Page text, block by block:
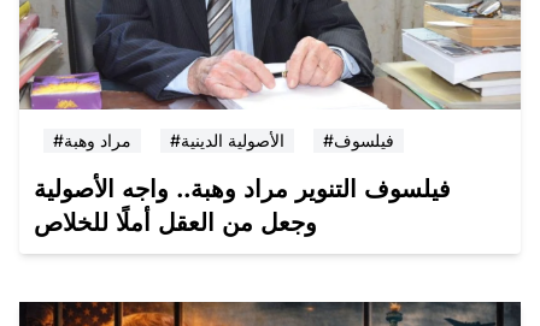
#مراد وهبة #الأصولية الدينية #فيلسوف
فيلسوف التنوير مراد وهبة.. واجه الأصولية
وجعل من العقل أملًا للخلاص